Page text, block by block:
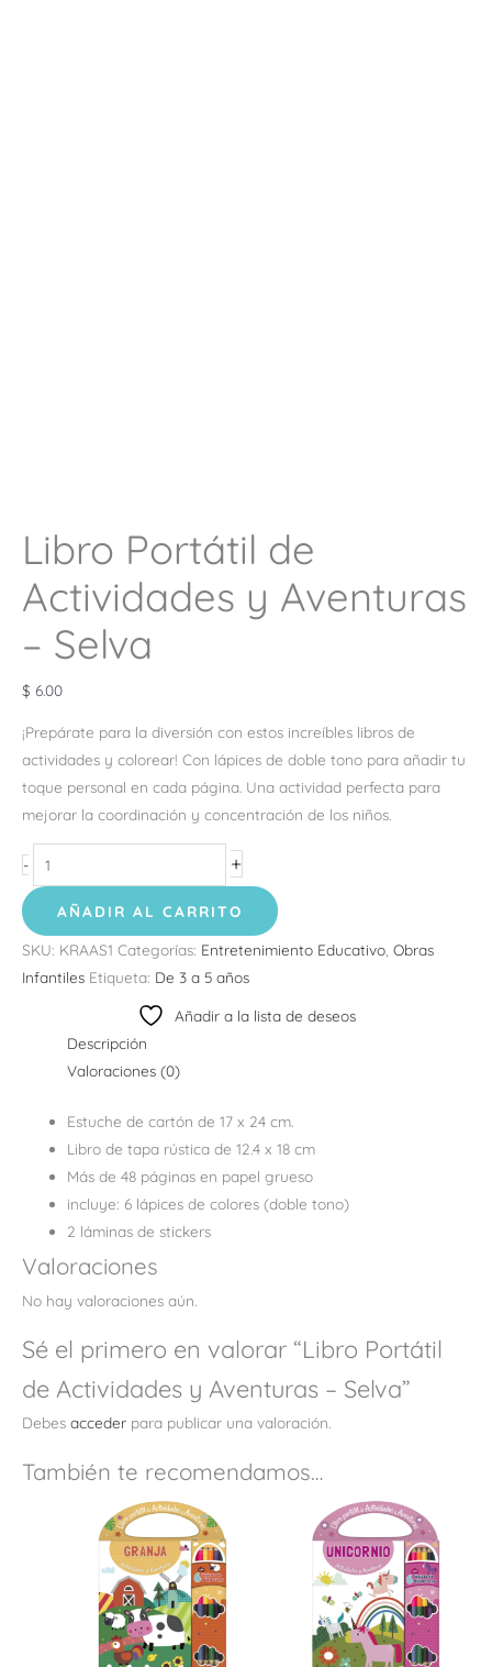
Libro Portátil de
Actividades y Aventuras
– Selva
$ 6.00
¡Prepárate para la diversión con estos increíbles libros de
actividades y colorear! Con lápices de doble tono para añadir tu
toque personal en cada página. Una actividad perfecta para
mejorar la coordinación y concentración de los niños.
- +
AÑADIR AL CARRITO
SKU: KRAAS1 Categorías: Entretenimiento Educativo, Obras
Infantiles Etiqueta: De 3 a 5 años
Añadir a la lista de deseos
Descripción
Valoraciones (0)
Estuche de cartón de 17 x 24 cm.
Libro de tapa rústica de 12.4 x 18 cm
Más de 48 páginas en papel grueso
incluye: 6 lápices de colores (doble tono)
2 láminas de stickers
Valoraciones
No hay valoraciones aún.
Sé el primero en valorar “Libro Portátil
de Actividades y Aventuras – Selva”
Debes acceder para publicar una valoración.
También te recomendamos…